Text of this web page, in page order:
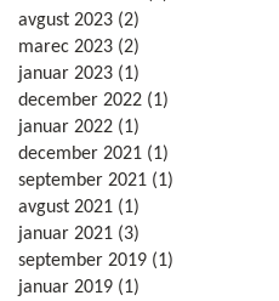
avgust 2023 (2)
marec 2023 (2)
januar 2023 (1)
december 2022 (1)
januar 2022 (1)
december 2021 (1)
september 2021 (1)
avgust 2021 (1)
januar 2021 (3)
september 2019 (1)
januar 2019 (1)